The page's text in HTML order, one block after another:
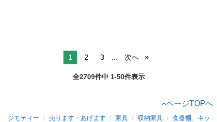
1 2 3 ... 次へ
全2709件中 1-50件表示
ページTOPへ
ジモティー 売ります・あげます 家具 収納家具 食器棚、キッ